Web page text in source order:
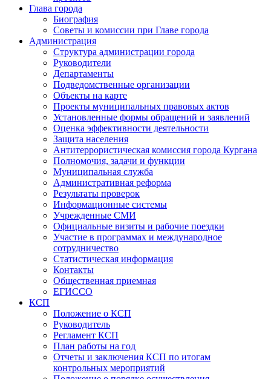
Глава города
Биография
Советы и комиссии при Главе города
Администрация
Структура администрации города
Руководители
Департаменты
Подведомственные организации
Объекты на карте
Проекты муниципальных правовых актов
Установленные формы обращений и заявлений
Оценка эффективности деятельности
Защита населения
Антитеррористическая комиссия города Кургана
Полномочия, задачи и функции
Муниципальная служба
Административная реформа
Результаты проверок
Информационные системы
Учрежденные СМИ
Официальные визиты и рабочие поездки
Участие в программах и международное
сотрудничество
Статистическая информация
Контакты
Общественная приемная
ЕГИССО
КСП
Положение о КСП
Руководитель
Регламент КСП
План работы на год
Отчеты и заключения КСП по итогам
контрольных мероприятий